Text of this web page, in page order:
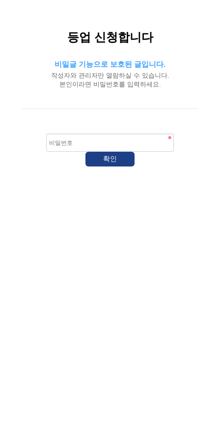
등업 신청합니다
비밀글 기능으로 보호된 글입니다.
작성자와 관리자만 열람하실 수 있습니다.
본인이라면 비밀번호를 입력하세요.